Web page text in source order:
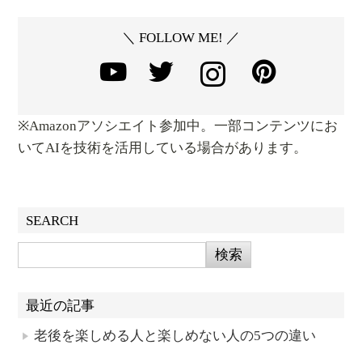
＼ FOLLOW ME! ／
※Amazonアソシエイト参加中。一部コンテンツにお
いてAIを技術を活用している場合があります。
SEARCH
最近の記事
老後を楽しめる人と楽しめない人の5つの違い